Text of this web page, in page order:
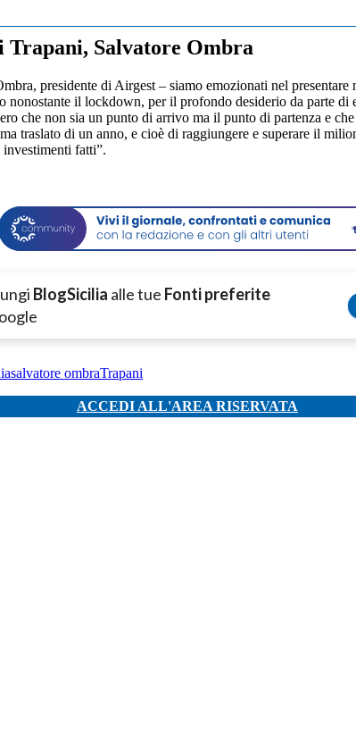
Trapani, Salvatore Ombra
presidente di Airgest – siamo emozionati nel
il lockdown, per il profondo desiderio da parte
che non sia un punto di arrivo ma il punto di partenza e
traslato di un anno, e cioè di raggiungere e superare il
fatti”.
BlogSicilia alle tue Fonti preferite
salvatore ombraTrapani
ACCEDI ALL'AREA RISERVATA